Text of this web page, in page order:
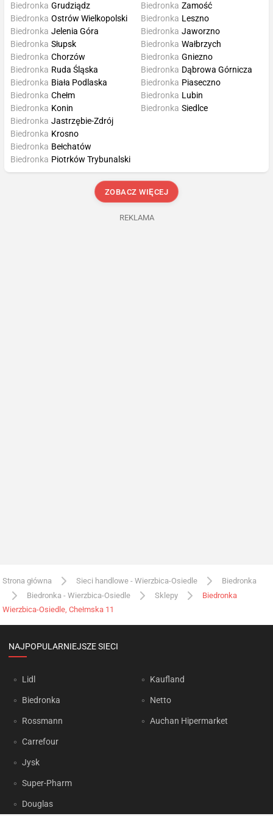
Biedronka Grudziądz
Biedronka Zamość
Biedronka Ostrów Wielkopolski
Biedronka Jelenia Góra
Biedronka Słupsk
Biedronka Chorzów
Biedronka Leszno
Biedronka Jaworzno
Biedronka Wałbrzych
Biedronka Gniezno
Biedronka Ruda Śląska
Biedronka Biała Podlaska
Biedronka Chełm
Biedronka Konin
Biedronka Dąbrowa Górnicza
Biedronka Piaseczno
Biedronka Lubin
Biedronka Siedlce
Biedronka Jastrzębie-Zdrój
Biedronka Krosno
Biedronka Bełchatów
Biedronka Piotrków Trybunalski
ZOBACZ WIĘCEJ
REKLAMA
Strona główna Sieci handlowe - Wierzbica-Osiedle
Biedronka
Biedronka - Wierzbica-Osiedle
Sklepy
Biedronka
Wierzbica-Osiedle, Chełmska 11
NAJPOPULARNIEJSZE SIECI
Lidl
Biedronka
Rossmann
Carrefour
Jysk
Super-Pharm
Douglas
Kaufland
Netto
Auchan Hipermarket